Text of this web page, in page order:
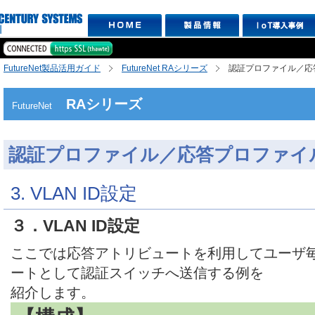
FutureNet製品活用ガイド FutureNet RAシリーズ 認証プロファイル／
FutureNet RAシリーズ
認証プロファイル／応答プロファイ
3. VLAN ID設定
３．VLAN ID設定
ここでは応答アトリビュートを利用してユーザ
ートとして認証スイッチへ送信する例を
紹介します。